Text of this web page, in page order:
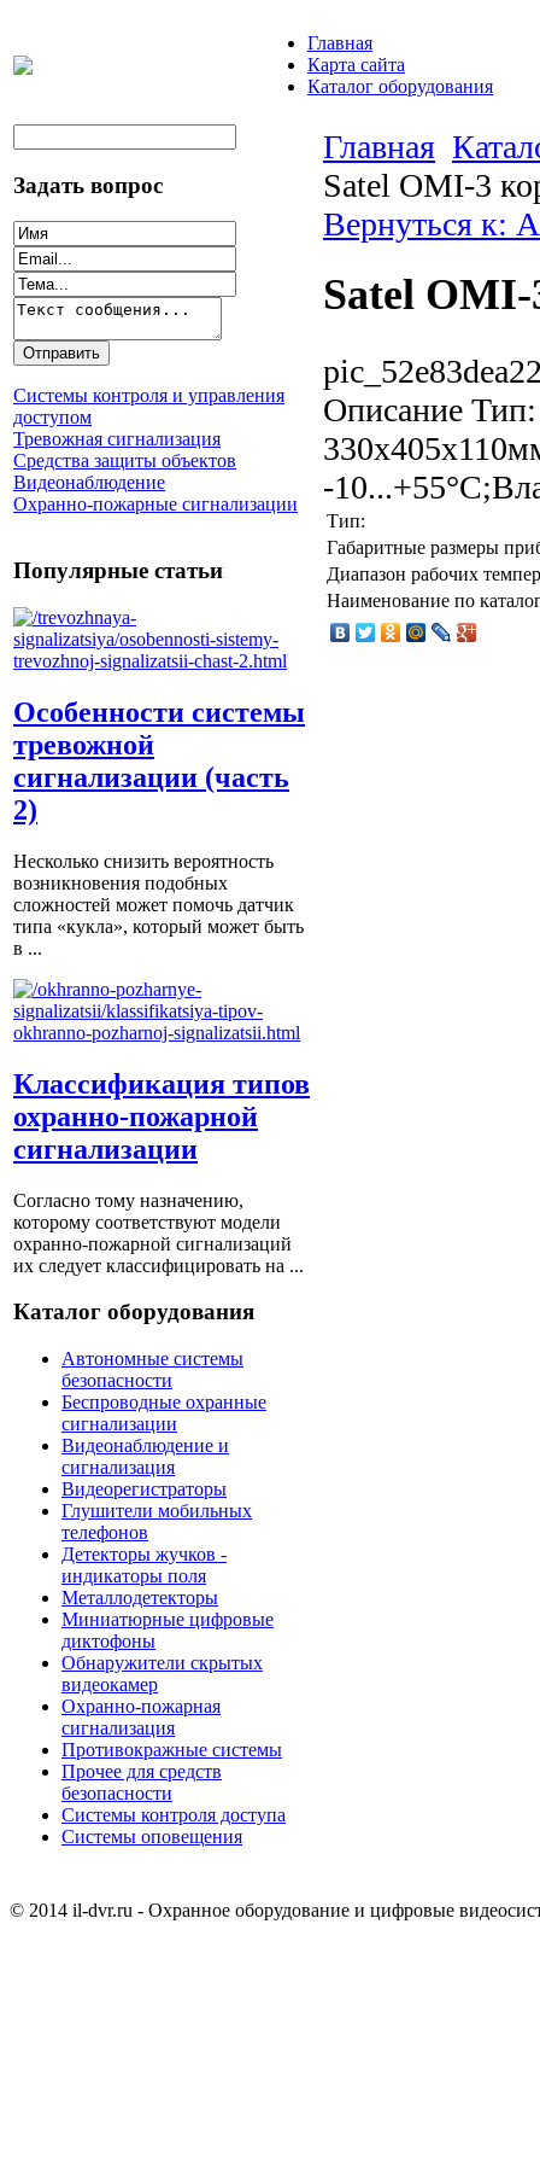
Главная
Карта сайта
Каталог оборудования
Задать вопрос
Системы контроля и управления
доступом
Тревожная сигнализация
Средства защиты объектов
Видеонаблюдение
Охранно-пожарные сигнализации
Популярные статьи
Особенности системы
тревожной
сигнализации (часть
2)
Несколько снизить вероятность
возникновения подобных
сложностей может помочь датчик
типа «кукла», который может быть
в ...
Классификация типов
охранно-пожарной
сигнализации
Согласно тому назначению,
которому соответствуют модели
охранно-пожарной сигнализаций
их следует классифицировать на ...
Каталог оборудования
Автономные системы
безопасности
Беспроводные охранные
сигнализации
Видеонаблюдение и
сигнализация
Видеорегистраторы
Глушители мобильных
телефонов
Детекторы жучков -
индикаторы поля
Металлодетекторы
Миниатюрные цифровые
диктофоны
Обнаружители скрытых
видеокамер
Охранно-пожарная
сигнализация
Противокражные системы
Прочее для средств
безопасности
Системы контроля доступа
Системы оповещения
Главная
Satel OMI-3
Вернуться к:
Satel OMI-
Описание
-
Тип:
Габаритные размеры
Диапазон рабочих
Наименование по
© 2014 il-dvr.ru - Охранное оборудование и цифровые